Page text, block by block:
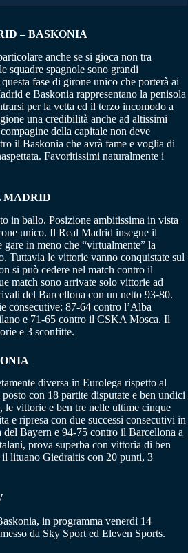
– BASKONIA
anche se si gioca non tra
squadre spagnole sono grandi
fase di girone unico che porterà ai
e Baskonia rappresentano la penisola
per la vetta ed il terzo incomodo a
una credibilità anche ad altissimi
della capitale non deve
il Baskonia che avrà fame e voglia di
Favoritissimi naturalmente i
MADRID
in ballo. Posizione ambitissima in vista
unico. Il Real Madrid insegue il
in meno che “virtualmente” la
Tuttavia le vittorie vanno conquistate sul
si può cedere nel match contro il
match sono arrivate solo vittorie ad
del Barcellona con un netto 93-80.
consecutive: 87-64 contro l’Alba
e 71-65 contro il CSKA Mosca. Il
e 3 sconfitte.
diversa in Eurolega rispetto al
con 18 partite disputate e ben undici
le vittorie e ben tre nelle ultime cinque
e ripresa con due successi consecutivi in
del Bayern e 94-75 contro il Barcellona a
prova superba con vittoria di ben
lituano Giedraitis con 20 punti, 3
in programma venerdì 14
da Sky Sport ed Eleven Sports.